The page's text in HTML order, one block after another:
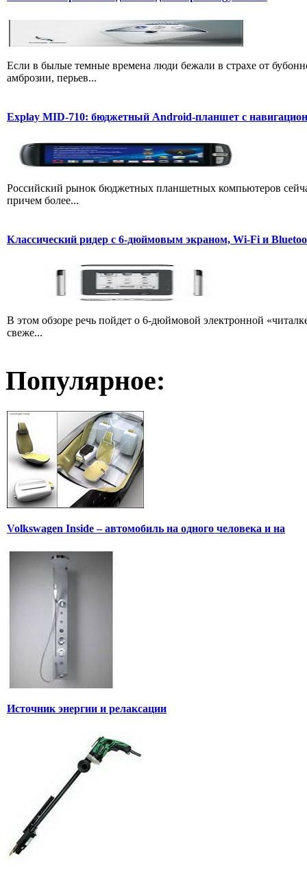
Если в былые темные времена люди бежали в страхе от
амброзии, перьев...
Explay MID-710: бюджетный Android-планшет с
Российский рынок бюджетных планшетных компьютеров
причем более...
Классический ридер с 6-дюймовым экраном, Wi-Fi и
В этом обзоре речь пойдет о 6-дюймовой электронной
свеже...
Популярное:
Volkswagen Inside – автомобиль на одного человека и на
Источник энергии и релаксации